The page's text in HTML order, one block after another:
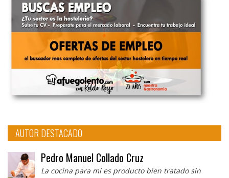
AUTOR DESTACADO
Pedro Manuel Collado Cruz
La cocina para mi es producto bien tratado sin